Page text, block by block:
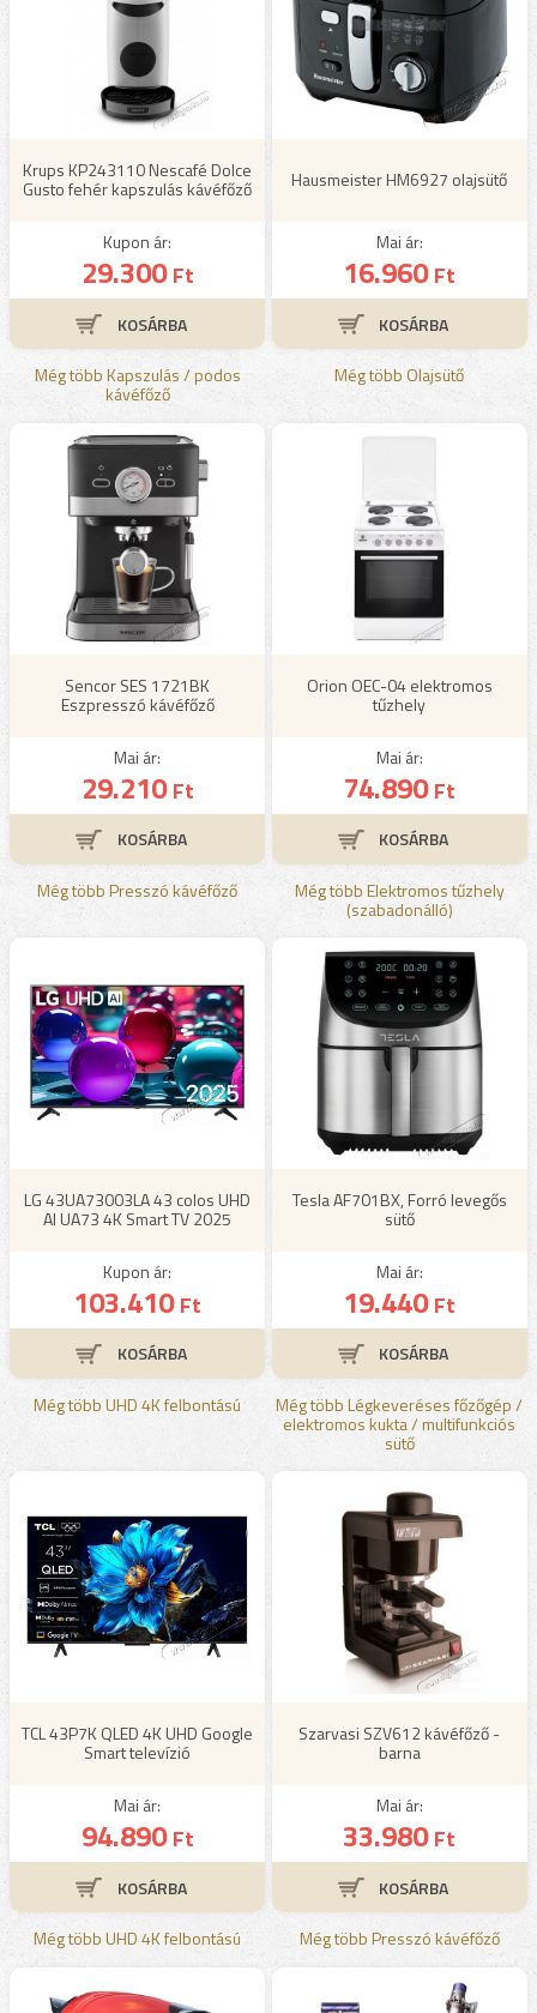
Krups KP243110 Nescafé Dolce
Gusto fehér kapszulás kávéfőző
Kupon ár:
29.300Ft
Még több Kapszulás / podos
kávéfőző
Hausmeister HM6927 olajsütő
Mai ár:
16.960Ft
Még több Olajsütő
Sencor SES 1721BK
Eszpresszó kávéfőző
Mai ár:
29.210Ft
Még több Presszó kávéfőző
Orion OEC-04 elektromos
tűzhely
Mai ár:
74.890Ft
Még több Elektromos tűzhely
(szabadonálló)
LG 43UA73003LA 43 colos UHD
AI UA73 4K Smart TV 2025
Kupon ár:
103.410Ft
Még több UHD 4K felbontású
Tesla AF701BX, Forró levegős
sütő
Mai ár:
19.440Ft
Még több Légkeveréses főzőgép /
elektromos kukta / multifunkciós
sütő
TCL 43P7K QLED 4K UHD Google
Smart televízió
Mai ár:
94.890Ft
Még több UHD 4K felbontású
Szarvasi SZV612 kávéfőző -
barna
Mai ár:
33.980Ft
Még több Presszó kávéfőző